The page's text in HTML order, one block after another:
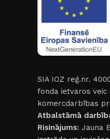
SIA IOZ reģ.nr.
fonda ietvaros veic
komercdarbības
Atbalstāmā
Risinājums: Jauna